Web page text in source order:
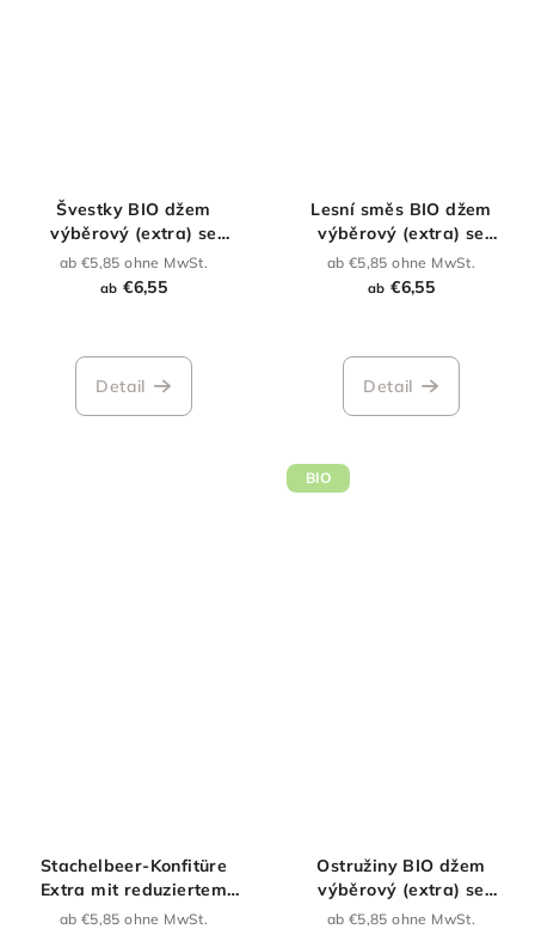
Švestky BIO džem
výběrový (extra) se
sníženým obsahem cukru
ab €5,85 ohne MwSt.
ab €6,55
durchschnittliche
Produktbewertung
Detail
Lesní směs BIO džem
výběrový (extra) se
sníženým obsahem cukru
ab €5,85 ohne MwSt.
ab €6,55
Detail
Stachelbeer-Konfitüre
Extra mit reduziertem
Zuckergehalt
ab €5,85 ohne MwSt.
BIO
Ostružiny BIO džem
výběrový (extra) se
sníženým obsahem cukru
ab €5,85 ohne MwSt.